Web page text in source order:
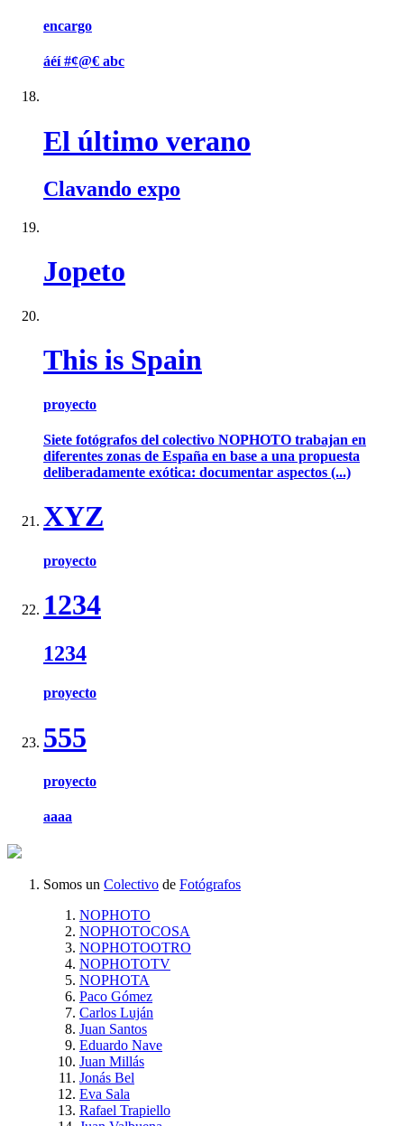
encargo
áéí #¢@€ abc
El último verano
Clavando expo
Jopeto
This is Spain
proyecto
Siete fotógrafos del colectivo NOPHOTO trabajan en
diferentes zonas de España en base a una propuesta
deliberadamente exótica: documentar aspectos (...)
XYZ
proyecto
1234
1234
proyecto
555
proyecto
aaaa
Somos un Colectivo de Fotógrafos
NOPHOTO
NOPHOTOCOSA
NOPHOTOOTRO
NOPHOTOTV
NOPHOTA
Paco Gómez
Carlos Luján
Juan Santos
Eduardo Nave
Juan Millás
Jonás Bel
Eva Sala
Rafael Trapiello